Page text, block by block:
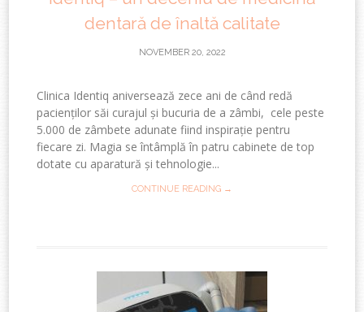
dentară de înaltă calitate
NOVEMBER 20, 2022
Clinica Identiq aniversează zece ani de când redă
pacienților săi curajul și bucuria de a zâmbi, cele peste
5.000 de zâmbete adunate fiind inspirație pentru
fiecare zi. Magia se întâmplă în patru cabinete de top
dotate cu aparatură și tehnologie...
CONTINUE READING →